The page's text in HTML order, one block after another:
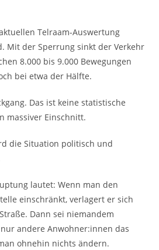
Telraam-Auswertung
Mit der Sperrung sinkt der Verkehr
8.000 bis 9.000 Bewegungen
bei etwa der Hälfte.
Das ist keine statistische
massiver Einschnitt.
die Situation politisch und
lautet: Wenn man den
einschränkt, verlagert er sich
Dann sei niemandem
andere Anwohner:innen das
ohnehin nichts ändern.